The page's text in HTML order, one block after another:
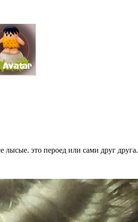
это пероед или сами друг друга.